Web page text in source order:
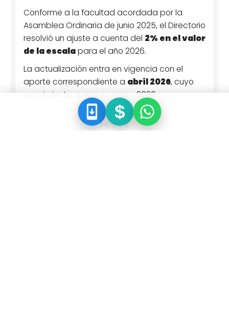
Conforme a la facultad acordada por la
Asamblea Ordinaria de junio 2025, el Directorio
resolvió un ajuste a cuenta del 2% en el valor
de la escalapara el año 2026.
La actualización entra en vigencia con el
aporte correspondiente a abril 2026, cuyo
vencimiento opera en mayo 2026.
FOCOB
$